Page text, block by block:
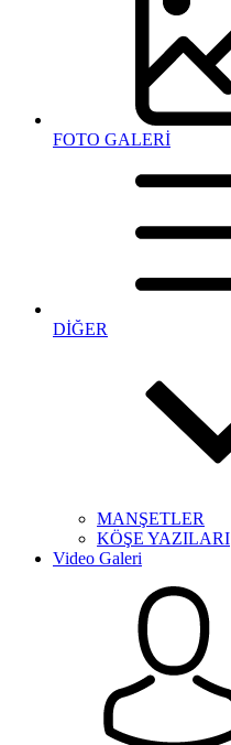
FOTO GALERİ
DİĞER
MANŞETLER
KÖŞE YAZILARI
Video Galeri